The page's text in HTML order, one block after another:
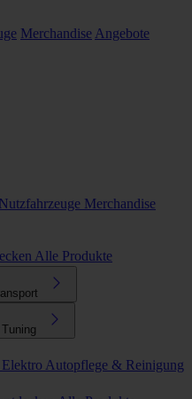
Merchandise Angebote
Nutzfahrzeuge Merchandise
Alle Produkte
Autopflege & Reinigung